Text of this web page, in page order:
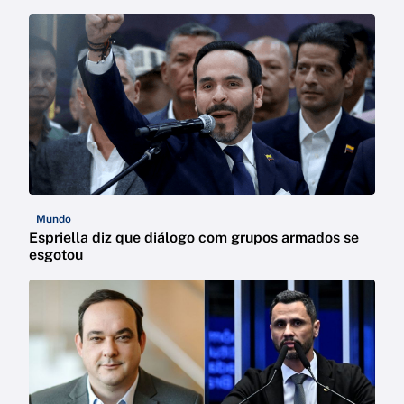
Mundo
Espriella diz que diálogo com grupos armados se
esgotou